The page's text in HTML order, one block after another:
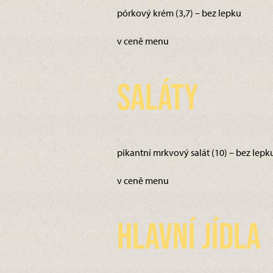
pórkový krém (3,7) – bez lepku
v ceně menu
Saláty
pikantní mrkvový salát (10) – bez
v ceně menu
Hlavní jídla